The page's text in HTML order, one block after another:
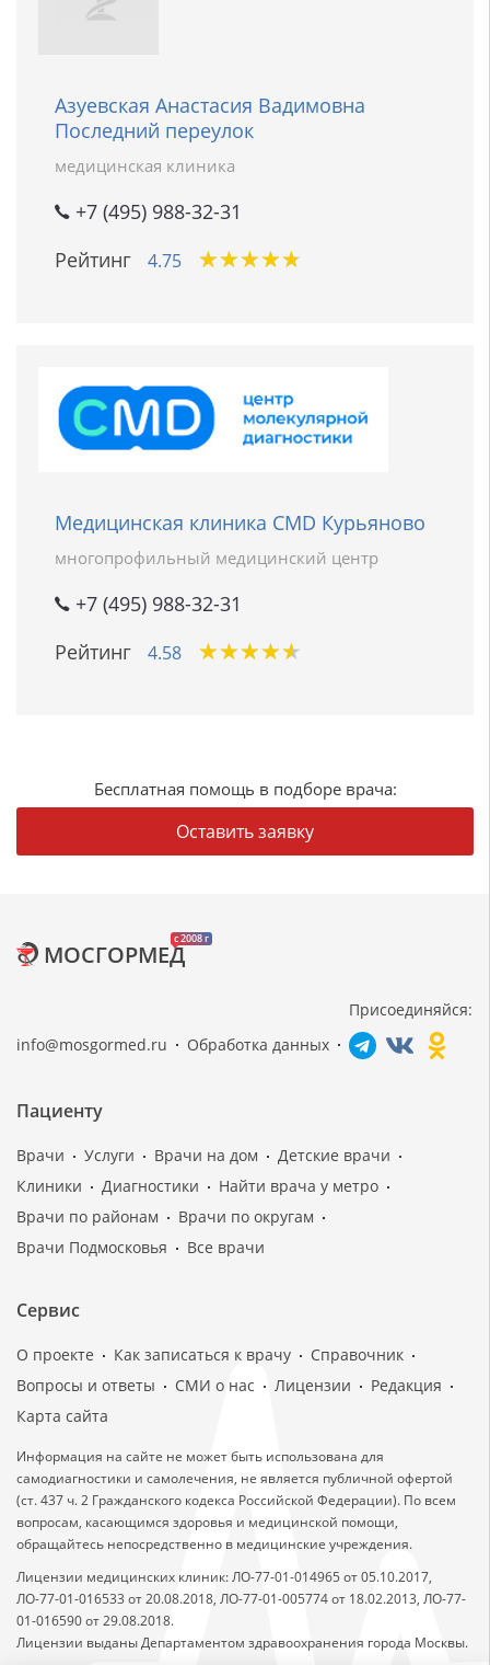
Азуевская Анастасия Вадимовна
Последний переулок
медицинская клиника
+7 (495) 988-32-31
Рейтинг
4.75 ★★★★★
★★★★★
Медицинская клиника CMD Курьяново
многопрофильный медицинский центр
+7 (495) 988-32-31
Рейтинг
4.58 ★★★★★
★★★★★
Бесплатная помощь в подборе врача:
Оставить заявку
c 2008 г
МОСГОРМЕД
info@mosgormed.ru Обработка данных
Присоединяйся:
Пациенту
Врачи Услуги Врачи на дом
Детские врачи
Клиники
Диагностики
Найти врача у метро
Врачи по районам
Врачи по округам
Врачи Подмосковья
Все врачи
Сервис
О проекте Как записаться к врачу
Справочник
Вопросы и ответы
СМИ о нас Лицензии
Редакция
Карта сайта
Информация на сайте не может быть использована для
самодиагностики и самолечения, не является публичной офертой
(ст. 437 ч. 2 Гражданского кодекса Российской Федерации). По всем
вопросам, касающимся здоровья и медицинской помощи,
обращайтесь непосредственно в медицинские учреждения.
Лицензии медицинских клиник: ЛО-77-01-014965 от 05.10.2017,
ЛО-77-01-016533 от 20.08.2018, ЛО-77-01-005774 от 18.02.2013, ЛО-77-
01-016590 от 29.08.2018.
Лицензии выданы Департаментом здравоохранения города Москвы.